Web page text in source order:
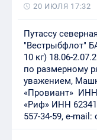
20 ИЮЛЯ 17:32
Путассу
"Вестрыбфлот"
10 кг) 18.06-
по размерному
уважением,
«Провиант»
«Риф» ИНН
557-34-59, e-